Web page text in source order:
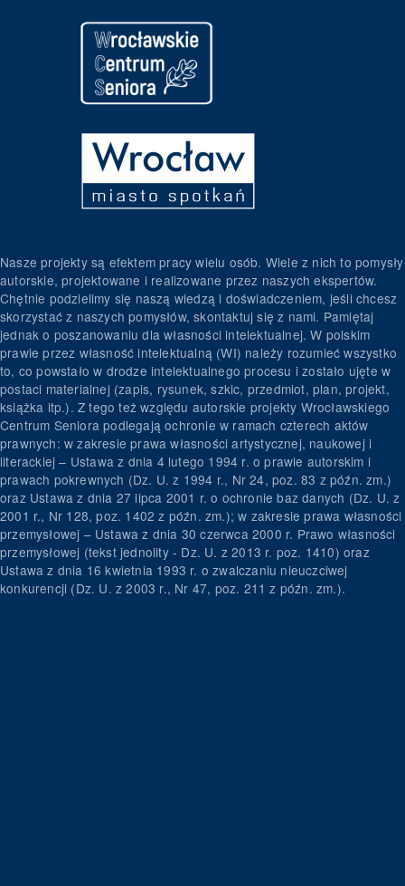
Nasze projekty są efektem pracy wielu osób. Wiele z nich to pomysły
autorskie, projektowane i realizowane przez naszych ekspertów.
Chętnie podzielimy się naszą wiedzą i doświadczeniem, jeśli chcesz
skorzystać z naszych pomysłów, skontaktuj się z nami. Pamiętaj
jednak o poszanowaniu dla własności intelektualnej. W polskim
prawie przez własność intelektualną (WI) należy rozumieć wszystko
to, co powstało w drodze intelektualnego procesu i zostało ujęte w
postaci materialnej (zapis, rysunek, szkic, przedmiot, plan, projekt,
książka itp.). Z tego też względu autorskie projekty Wrocławskiego
Centrum Seniora podlegają ochronie w ramach czterech aktów
prawnych: w zakresie prawa własności artystycznej, naukowej i
literackiej – Ustawa z dnia 4 lutego 1994 r. o prawie autorskim i
prawach pokrewnych (Dz. U. z 1994 r., Nr 24, poz. 83 z późn. zm.)
oraz Ustawa z dnia 27 lipca 2001 r. o ochronie baz danych (Dz. U. z
2001 r., Nr 128, poz. 1402 z późn. zm.); w zakresie prawa własności
przemysłowej – Ustawa z dnia 30 czerwca 2000 r. Prawo własności
przemysłowej (tekst jednolity - Dz. U. z 2013 r. poz. 1410) oraz
Ustawa z dnia 16 kwietnia 1993 r. o zwalczaniu nieuczciwej
konkurencji (Dz. U. z 2003 r., Nr 47, poz. 211 z późn. zm.).